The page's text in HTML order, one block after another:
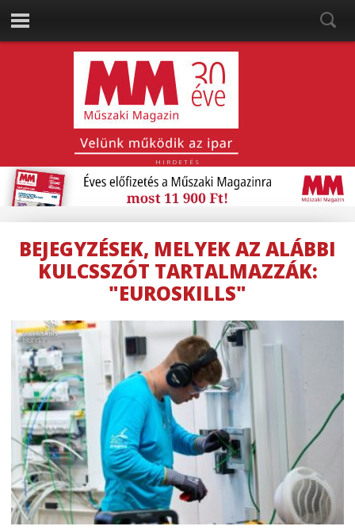
HIRDETÉS
BEJEGYZÉSEK, MELYEK AZ ALÁBBI
KULCSSZÓT TARTALMAZZÁK:
"EUROSKILLS"